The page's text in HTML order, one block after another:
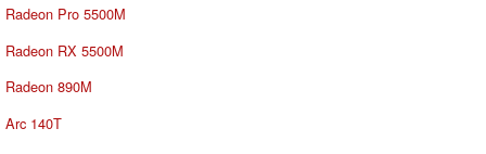
Radeon Pro 5500M
Radeon RX 5500M
Radeon 890M
Arc 140T